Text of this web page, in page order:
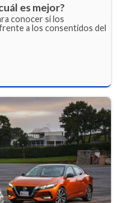
es mejor?
conocer si los
a los consentidos del